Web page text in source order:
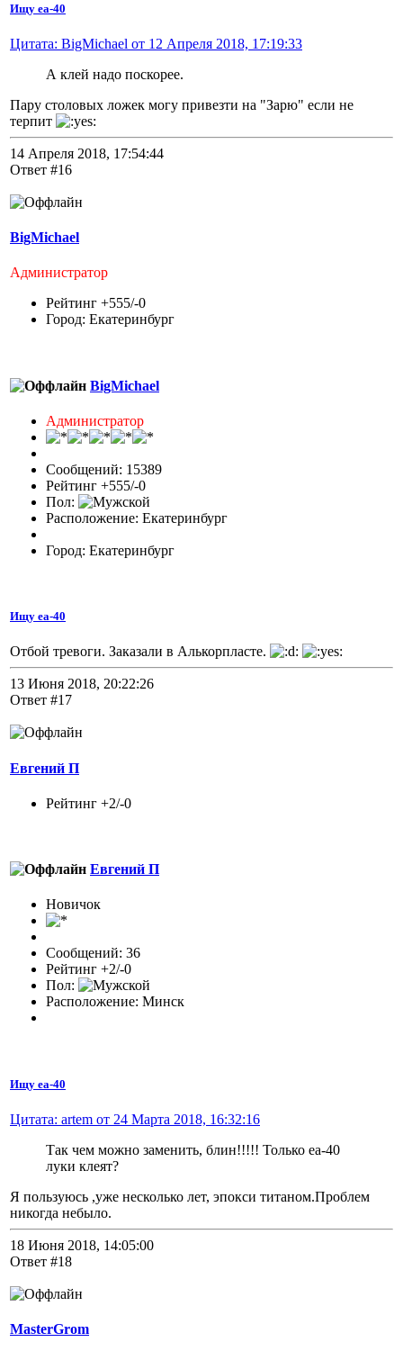
Ищу еа-40
Цитата: BigMichael от 12 Апреля 2018, 17:19:33
А клей надо поскорее.
Пару столовых ложек могу привезти на "Зарю" если не
терпит
14 Апреля 2018, 17:54:44
Ответ #16
BigMichael
Администратор
Рейтинг +555/-0
Город: Екатеринбург
BigMichael
Администратор
Сообщений: 15389
Рейтинг +555/-0
Пол:
Расположение: Екатеринбург
Город: Екатеринбург
Ищу еа-40
Отбой тревоги. Заказали в Алькорпласте.
13 Июня 2018, 20:22:26
Ответ #17
Евгений П
Рейтинг +2/-0
Евгений П
Новичок
Сообщений: 36
Рейтинг +2/-0
Пол:
Расположение: Минск
Ищу еа-40
Цитата: artem от 24 Марта 2018, 16:32:16
Так чем можно заменить, блин!!!!! Только еа-40
луки клеят?
Я пользуюсь ,уже несколько лет, эпокси титаном.Проблем
никогда небыло.
18 Июня 2018, 14:05:00
Ответ #18
MasterGrom